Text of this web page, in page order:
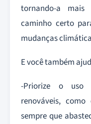
tornando-a mais
caminho certo
mudanças
E você também
-Priorize o uso
renováveis,
sempre que